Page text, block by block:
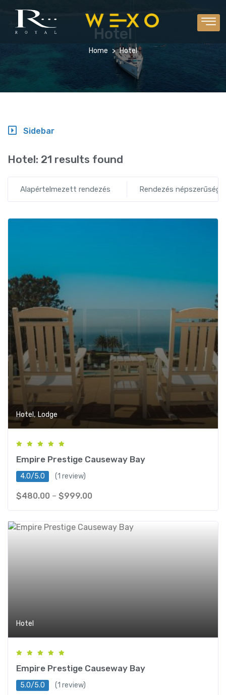
Hotel
Home Hotel
Hotel: 21 results found
Alapértelmezett rendezés Rendezés népszerűség
Hotel , Lodge
Empire Prestige Causeway Bay
4.0/5.0 (1 review)
$480.00 – $999.00
Hotel
Empire Prestige Causeway Bay
5.0/5.0 (1 review)
Sidebar